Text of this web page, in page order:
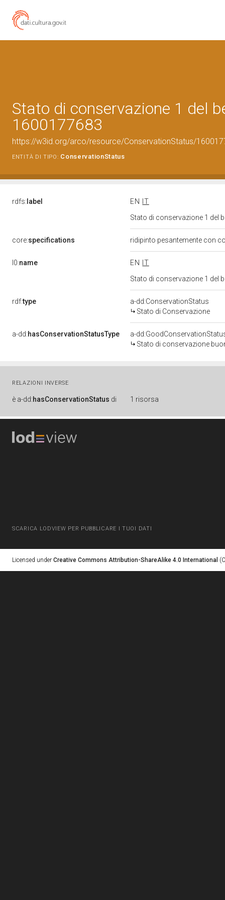
Stato di conservazione 1 del
1600177683
https://w3id.org/arco/resource/ConservationStatus/
ENTITÀ DI TIPO: ConservationStatus
rdfs: label EN
IT
Stato di conservazione 1 del
core:specifications ridipinto pesantemente con
l0:name EN
IT
Stato di conservazione 1 del
rdf:type
a-dd:ConservationStatus
Stato di Conservazione
a-dd:hasConservationStatusType
a-
Stato di conservazione
RELAZIONI INVERSE
è a-dd:hasConservationStatus di 1 risorsa
SCARICA LODVIEW PER PUBBLICARE I TUOI DATI
Licensed under Creative Commons Attribution-ShareAlike 4.0 International